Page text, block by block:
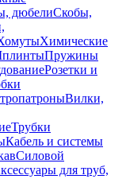
дюбелиСкобы,
Химические
Пружины
Розетки и
Вилки,
Трубки
Кабель и системы
Силовой
для труб,